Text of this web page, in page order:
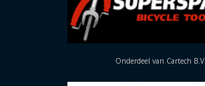
Onderdeel van Cartech B.V.